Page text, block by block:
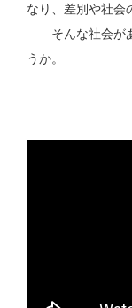
なり、差別や社会
——そんな社会が
うか。